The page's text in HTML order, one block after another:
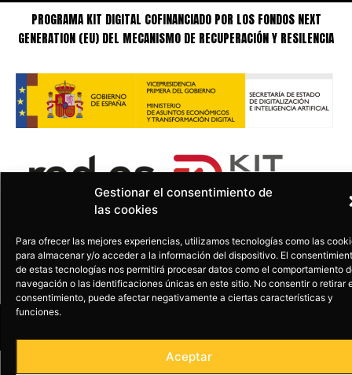
Gestionar el consentimiento de
las cookies
Para ofrecer las mejores experiencias, utilizamos tecnologías como las
para almacenar y/o acceder a la información del dispositivo. El
de estas tecnologías nos permitirá procesar datos como el comportamiento
navegación o las identificaciones únicas en este sitio. No consentir o retirar
consentimiento, puede afectar negativamente a ciertas características y
funciones.
Aceptar
PROGRAMA KIT DIGITAL COFINANCIADO POR LOS FONDOS NEXT
GENERATION (EU) DEL MECANISMO DE RECUPERACIÓN Y RESILENCIA
Copyright © EL DESVÁN PRODUCCIONES.
Diseño Web Agencia FISHER